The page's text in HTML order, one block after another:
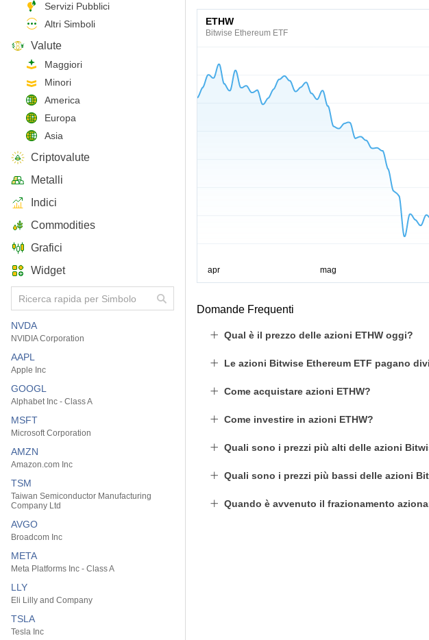
Servizi Pubblici
Altri Simboli
Valute
Maggiori
Minori
America
Europa
Asia
Criptovalute
Metalli
Indici
Commodities
Grafici
Widget
NVDA
NVIDIA Corporation
AAPL
Apple Inc
GOOGL
Alphabet Inc - Class A
MSFT
Microsoft Corporation
AMZN
Amazon.com Inc
TSM
Taiwan Semiconductor Manufacturing
Company Ltd
AVGO
Broadcom Inc
META
Meta Platforms Inc - Class A
LLY
Eli Lilly and Company
TSLA
Tesla Inc
ETHW
Bitwise Ethereum ETF
Domande Frequenti
Qual è il prezzo delle azioni ETHW oggi?
Le azioni Bitwise Ethereum ETF pagano
Come acquistare azioni ETHW?
Come investire in azioni ETHW?
Quali sono i prezzi più alti delle azioni
Quali sono i prezzi più bassi delle azioni
Quando è avvenuto il frazionamento